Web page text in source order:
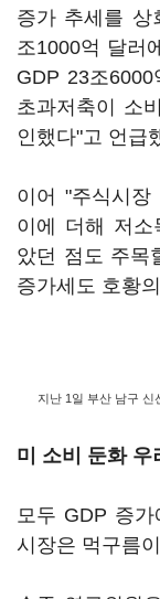
증가 추세를 상
조1000억 달러
GDP 23조
초과저축이 소
인했다"고 언급
이어 "주식시
이에 더해 저소
았던 점도 주목
증가세도 호황
지난 1일 부산 남구 신
미 소비 둔화
모두 GDP 증
시장은 먹구름